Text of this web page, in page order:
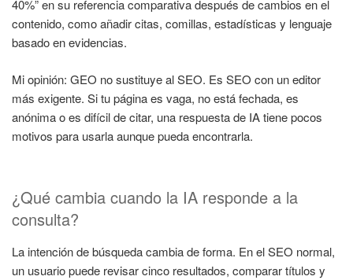
40%” en su referencia comparativa después de cambios en el
contenido, como añadir citas, comillas, estadísticas y lenguaje
basado en evidencias.
Mi opinión: GEO no sustituye al SEO. Es SEO con un editor
más exigente. Si tu página es vaga, no está fechada, es
anónima o es difícil de citar, una respuesta de IA tiene pocos
motivos para usarla aunque pueda encontrarla.
¿Qué cambia cuando la IA responde a la
consulta?
La intención de búsqueda cambia de forma. En el SEO normal,
un usuario puede revisar cinco resultados, comparar títulos y